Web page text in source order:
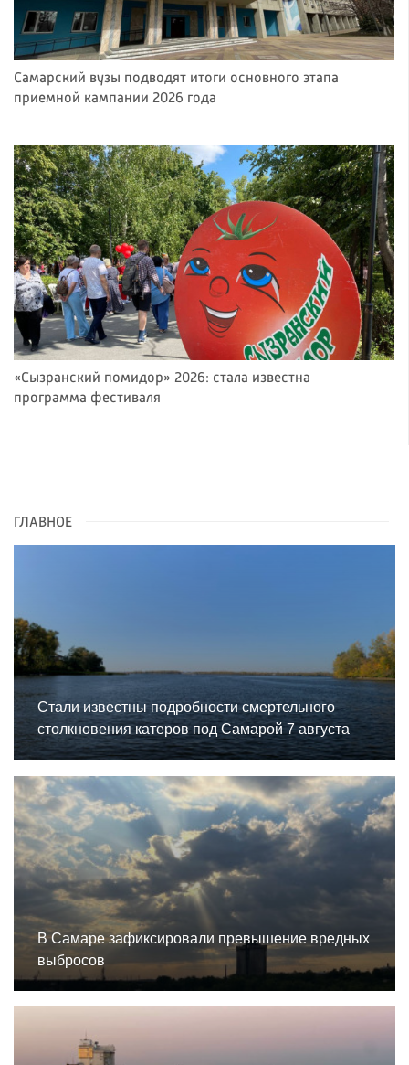
Самарский вузы подводят итоги основного этапа
приемной кампании 2026 года
«Сызранский помидор» 2026: стала известна
программа фестиваля
ГЛАВНОЕ
Стали известны подробности смертельного
столкновения катеров под Самарой 7 августа
В Самаре зафиксировали превышение вредных
выбросов